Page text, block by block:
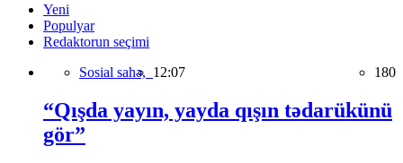
Yeni
Populyar
Redaktorun seçimi
Sosial sahə, 12:07 180
“Qışda yayın, yayda qışın tədarükünü
gör”